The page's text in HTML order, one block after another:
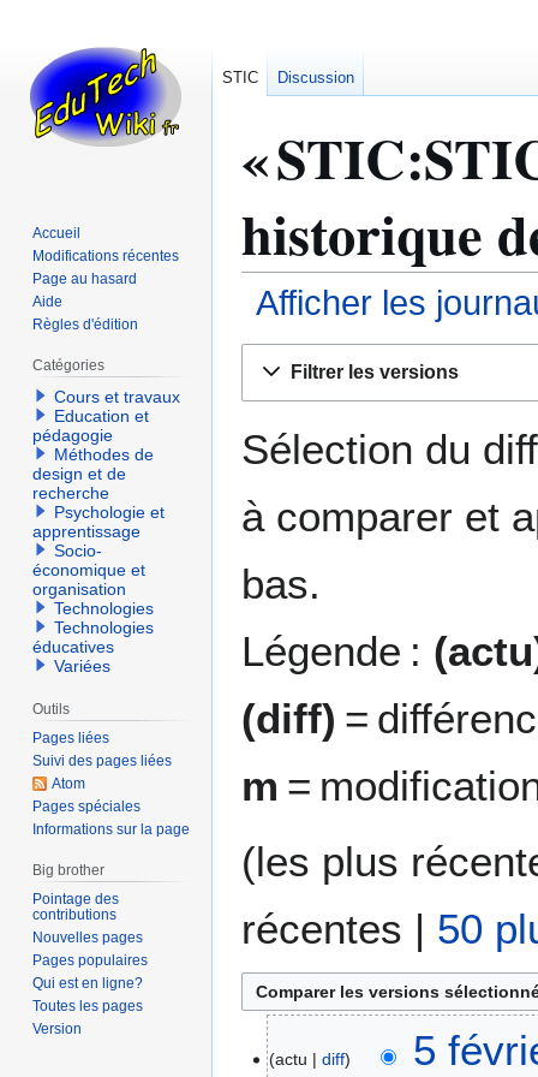
«
historique
Afficher les
navigation
recherche
Filtrer les versions
Sélection du
à comparer et
bas.
Légende :
(diff) =
m =
(les plus
récentes | 50
actu diff 5
STIC Discussion
Accueil
Modifications récentes
Page au hasard
Aide
Règles d'édition
Catégories
Cours et travaux
Education et
pédagogie
Méthodes de
design et de
recherche
Psychologie et
apprentissage
Socio-
économique et
organisation
Technologies
Technologies
éducatives
Variées
Outils
Pages liées
Suivi des pages liées
Atom
Pages spéciales
Informations sur la page
Big brother
Pointage des
contributions
Nouvelles pages
Pages populaires
Qui est en ligne?
Toutes les pages
Version